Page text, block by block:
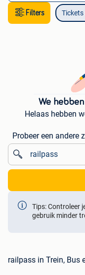
Filters Tickets
We
Helaas hebben
Probeer een andere
Tips: Controleer
gebruik minder
railpass in Trein, Bus